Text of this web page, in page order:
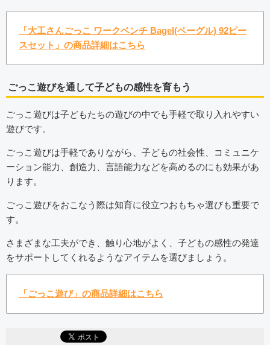
「大工さんごっこ ワークベンチ Bagel(ベーグル) 92ピー
スセット」の商品詳細はこちら
ごっこ遊びを通して子どもの感性を育もう
ごっこ遊びは子どもたちの遊びの中でも手軽で取り入れやすい
遊びです。
ごっこ遊びは手軽でありながら、子どもの社会性、コミュニケ
ーション能力、創造力、言語能力などを高めるのにも効果があ
ります。
ごっこ遊びをおこなう際は知育に役立つおもちゃ選びも重要で
す。
さまざまな工夫ができ、触り心地がよく、子どもの感性の発達
をサポートしてくれるようなアイテムを選びましょう。
「ごっこ遊び」の商品詳細はこちら